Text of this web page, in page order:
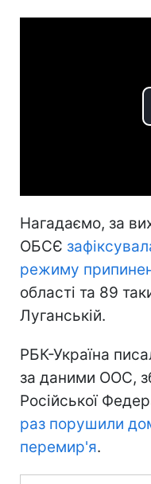
Нагадаємо, за
ОБСЄ
режиму
області та 89
Луганській.
РБК-Україна
за даними ООС,
Російської
раз порушили
перемир'я.